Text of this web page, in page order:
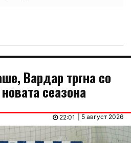
Вардар тргна со
сеазона
| 5 август 2026
22:01